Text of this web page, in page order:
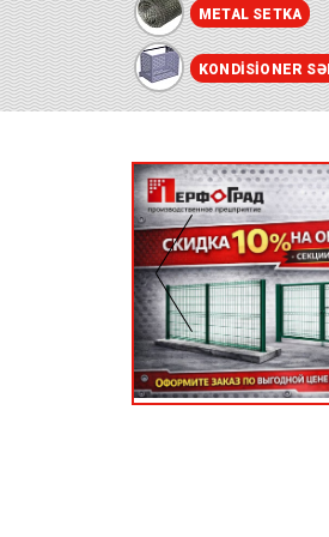
METAL SETKA
KONDISIONER